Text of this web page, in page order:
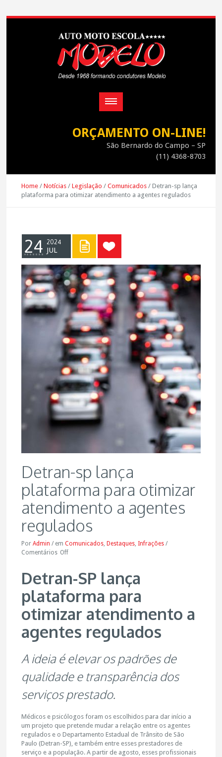
ORÇAMENTO ON-LINE!
São Bernardo do Campo – SP
(11) 4368-8703
Home /Notícias /Legislação /Comunicados /Detran-sp lança
plataforma para otimizar atendimento a agentes regulados
24 2024
JUL
Detran-sp lança
plataforma para otimizar
atendimento a agentes
regulados
PorAdmin / emComunicados, Destaques, Infrações /
Comentários Off
Detran-SP lança
plataforma para
otimizar atendimento a
agentes regulados
A ideia é elevar os padrões de
qualidade e transparência dos
serviços prestado.
Médicos e psicólogos foram os escolhidos para dar início a
um projeto que pretende mudar a relação entre os agentes
regulados e o Departamento Estadual de Trânsito de São
Paulo (Detran-SP), e também entre esses prestadores de
serviço e a população. A partir de agosto, esses profissionais